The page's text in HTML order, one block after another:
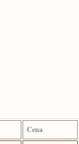
Cena